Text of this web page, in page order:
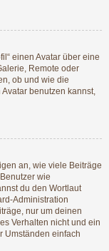
einen Avatar über eine
Remote oder
ob und wie die
benutzen kannst,
an, wie viele Beiträge
wie
du den Wortlaut
Administration
nur um deinen
Verhalten nicht und ein
Umständen einfach